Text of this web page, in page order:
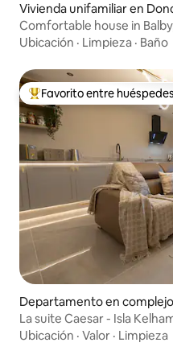
Vivienda unifamiliar en
Comfortable house in
Ubicación · Limpieza · Baño
Favorito entre los
Favorito entre huéspedes
Departamento en
Yorkshire
La suite Caesar - Isla
Ubicación · Valor · Limpieza